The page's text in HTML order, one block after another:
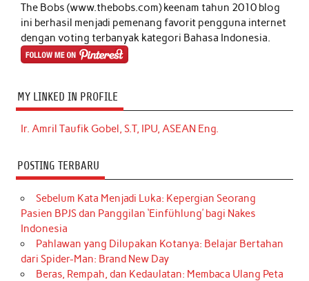
The Bobs (www.thebobs.com) keenam tahun 2010 blog
ini berhasil menjadi pemenang favorit pengguna internet
dengan voting terbanyak kategori Bahasa Indonesia.
MY LINKED IN PROFILE
Ir. Amril Taufik Gobel, S.T, IPU, ASEAN Eng.
POSTING TERBARU
Sebelum Kata Menjadi Luka: Kepergian Seorang
Pasien BPJS dan Panggilan ‘Einfühlung’ bagi Nakes
Indonesia
Pahlawan yang Dilupakan Kotanya: Belajar Bertahan
dari Spider-Man: Brand New Day
Beras, Rempah, dan Kedaulatan: Membaca Ulang Peta